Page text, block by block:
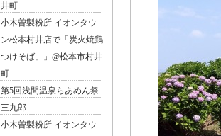
井町
小木曽製粉所 イオンタウ
ン松本村井店で「炭火焼鶏
つけそば」」@松本市村井
町
第5回浅間温泉らあめん祭
三九郎
小木曽製粉所 イオンタウ